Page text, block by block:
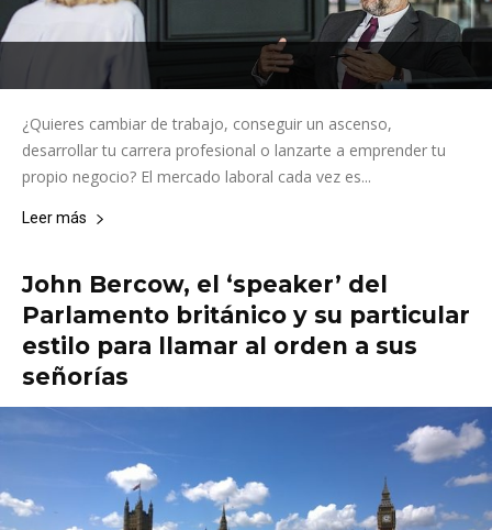
¿Quieres cambiar de trabajo, conseguir un ascenso,
desarrollar tu carrera profesional o lanzarte a emprender tu
propio negocio? El mercado laboral cada vez es...
Leer más
John Bercow, el ‘speaker’ del
Parlamento británico y su particular
estilo para llamar al orden a sus
señorías